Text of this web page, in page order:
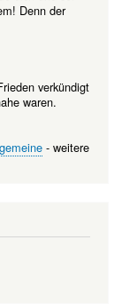
Denn der
verkündigt
waren.
- weitere